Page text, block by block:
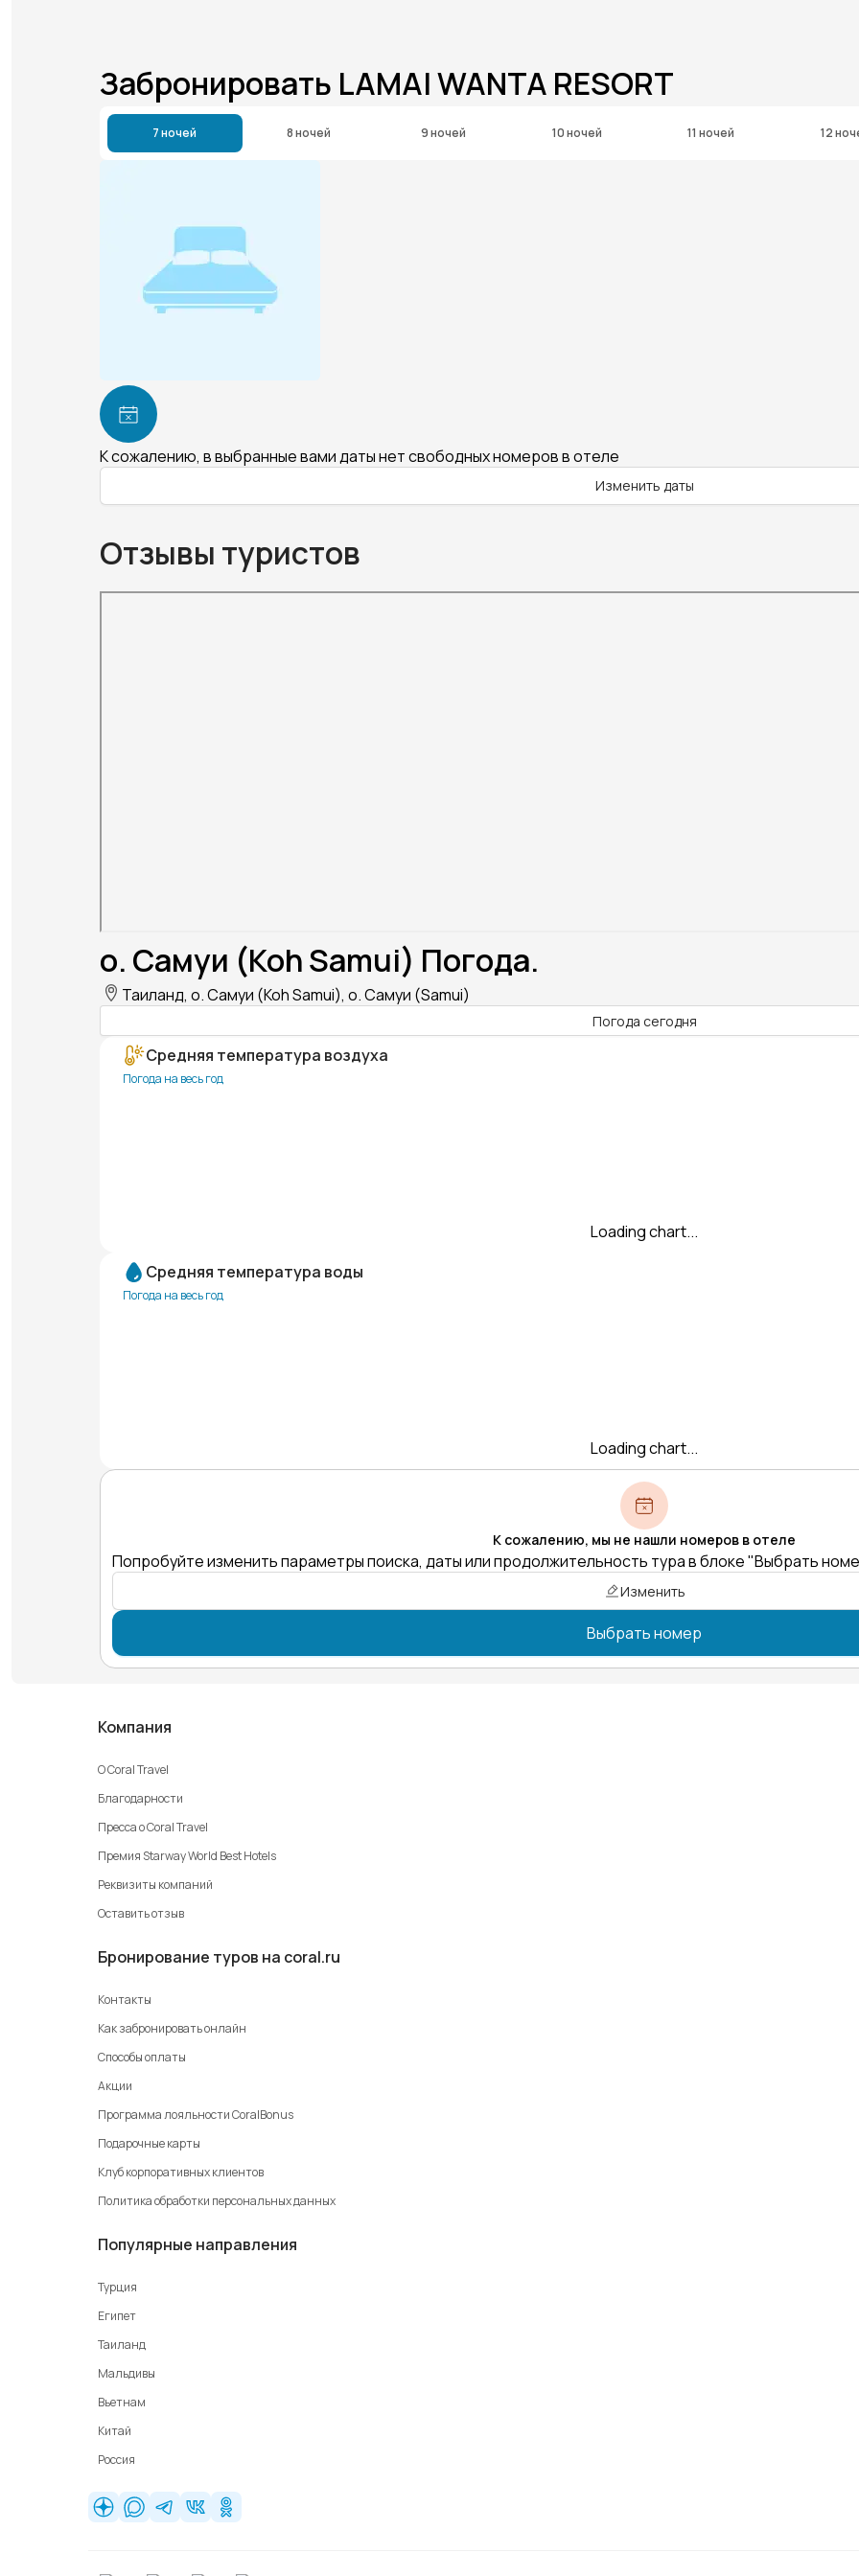
Забронировать LAMAI WANTA RESORT
7 ночей 8 ночей 9 ночей 10 ночей 11 ночей 12
К сожалению, в выбранные вами даты нет свободных номеров в отеле
Изменить даты
Отзывы туристов
о. Самуи (Koh Samui) Погода.
Таиланд, о. Самуи (Koh Samui), о. Самуи (Samui)
Погода сегодня
Средняя температура воздуха
Погода на весь год
Loading chart...
Средняя температура воды
Погода на весь год
Loading chart...
К сожалению, мы не нашли номеров в отеле
Попробуйте изменить параметры поиска, даты или продолжительность тура в блоке "Выбрать
Изменить
Выбрать номер
Компания
О Coral Travel
Благодарности
Пресса о Coral Travel
Премия Starway World Best Hotels
Реквизиты компаний
Оставить отзыв
Бронирование туров на coral.ru
Контакты
Как забронировать онлайн
Способы оплаты
Акции
Программа лояльности CoralBonus
Подарочные карты
Клуб корпоративных клиентов
Политика обработки персональных данных
Популярные направления
Турция
Египет
Таиланд
Мальдивы
Вьетнам
Китай
Россия